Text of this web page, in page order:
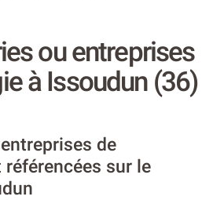
ou entreprises
à Issoudun (36)
de
sur le